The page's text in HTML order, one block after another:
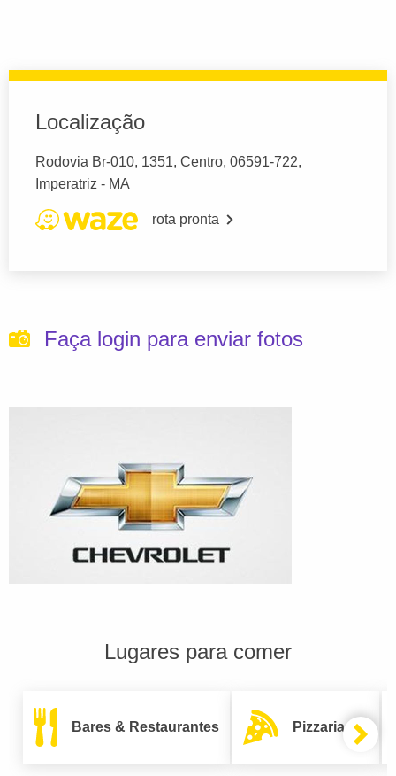
Localização
Rodovia Br-010, 1351, Centro, 06591-722,
Imperatriz - MA
rota pronta
Faça login para enviar fotos
Lugares para comer
Bares & Restaurantes Pizzarias